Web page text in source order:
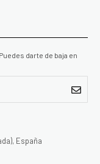
darte de baja en
España